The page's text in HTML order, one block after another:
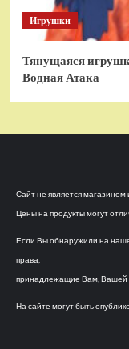
Игрушки
Тянущаяся
Водная Атака
Сайт не является магазином
Цены на продукты могут
Если Вы обнаружили на
права,
принадлежащие Вам, Вашей
На сайте могут быть